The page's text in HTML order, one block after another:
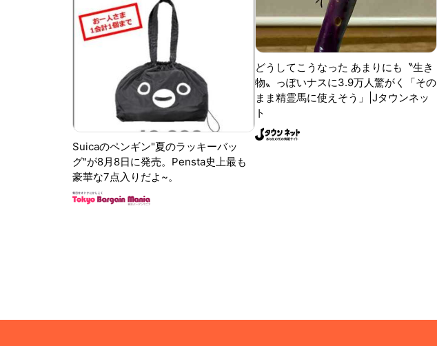
Suicaのペンギン"夏のラッキーバッ
グ"が8月8日に発売。Pensta史上最も
豪華な7点入りだよ~。
どうしてこうなった あまりにも〝生き
物〟っぽいナスに3.9万人驚がく「その
まま精霊馬に使えそう」|Jタウンネッ
ト